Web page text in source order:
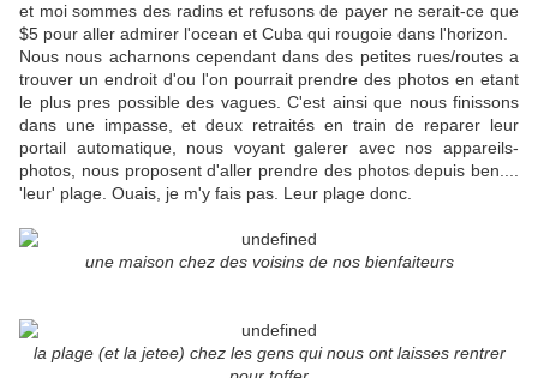
et moi sommes des radins et refusons de payer ne serait-ce que
$5 pour aller admirer l'ocean et Cuba qui rougoie dans l'horizon.
Nous nous acharnons cependant dans des petites rues/routes a
trouver un endroit d'ou l'on pourrait prendre des photos en etant
le plus pres possible des vagues. C'est ainsi que nous finissons
dans une impasse, et deux retraités en train de reparer leur
portail automatique, nous voyant galerer avec nos appareils-
photos, nous proposent d'aller prendre des photos depuis ben....
'leur' plage. Ouais, je m'y fais pas. Leur plage donc.
une maison chez des voisins de nos bienfaiteurs
la plage (et la jetee) chez les gens qui nous ont laisses rentrer